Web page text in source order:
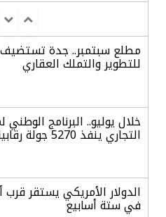
مطلع سبتمبر.. جدة
للتطوير والتملك العقاري
خلال يوليو.. البرنامج
التجاري ينفذ 5270 جولة رقابية
الدولار الأمريكي يستقر
في ستة أسابيع